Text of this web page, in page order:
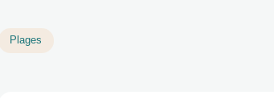
Plages